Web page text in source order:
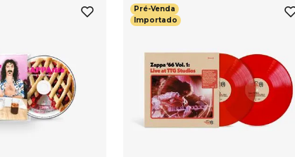
Pré-Venda
Importado